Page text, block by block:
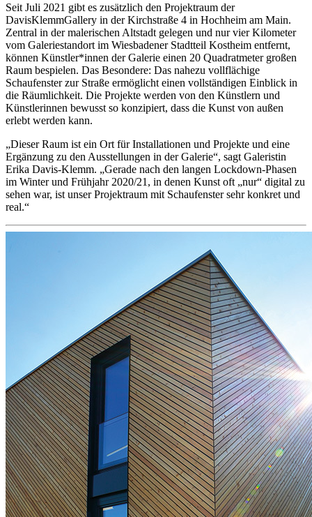
Seit Juli 2021 gibt es zusätzlich den Projektraum der
DavisKlemmGallery in der Kirchstraße 4 in Hochheim am Main.
Zentral in der malerischen Altstadt gelegen und nur vier Kilometer
vom Galeriestandort im Wiesbadener Stadtteil Kostheim entfernt,
können Künstler*innen der Galerie einen 20 Quadratmeter großen
Raum bespielen. Das Besondere: Das nahezu vollflächige
Schaufenster zur Straße ermöglicht einen vollständigen Einblick in
die Räumlichkeit. Die Projekte werden von den Künstlern und
Künstlerinnen bewusst so konzipiert, dass die Kunst von außen
erlebt werden kann.
„Dieser Raum ist ein Ort für Installationen und Projekte und eine
Ergänzung zu den Ausstellungen in der Galerie“, sagt Galeristin
Erika Davis-Klemm. „Gerade nach den langen Lockdown-Phasen
im Winter und Frühjahr 2020/21, in denen Kunst oft „nur“ digital zu
sehen war, ist unser Projektraum mit Schaufenster sehr konkret und
real.“